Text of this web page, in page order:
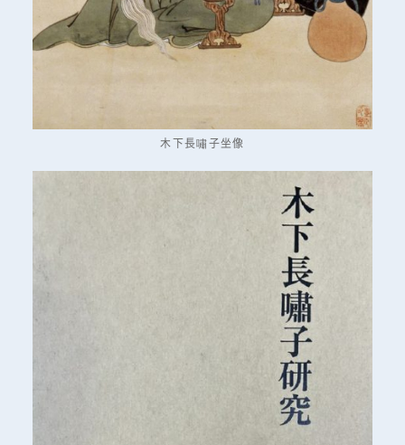
木下長嘯子坐像